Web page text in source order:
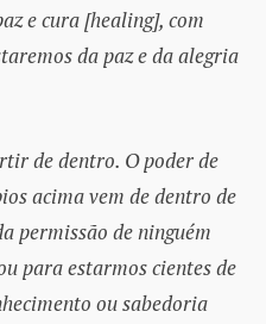
e cura [healing], com
da paz e da alegria
de dentro. O poder de
acima vem de dentro de
permissão de ninguém
para estarmos cientes de
ou sabedoria